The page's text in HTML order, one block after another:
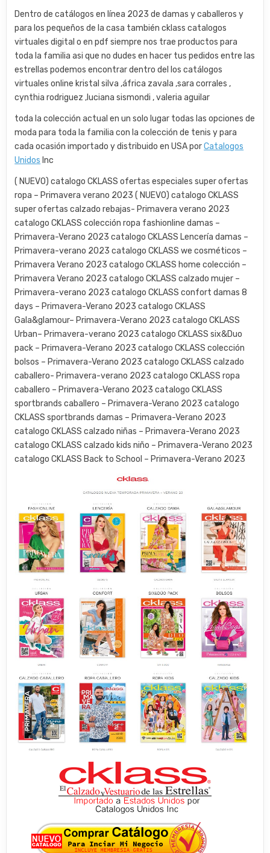
Dentro de catálogos en línea 2023 de damas y caballeros y
para los pequeños de la casa también cklass catalogos
virtuales digital o en pdf siempre nos trae productos para
toda la familia asi que no dudes en hacer tus pedidos entre las
estrellas podemos encontrar dentro del los catálogos
virtuales online kristal silva ,áfrica zavala ,sara corrales ,
cynthia rodriguez ,luciana sismondi , valeria aguilar
toda la colección actual en un solo lugar todas las opciones de
moda para toda la familia con la colección de tenis y para
cada ocasión importado y distribuido en USA porCatalogos
Unidos Inc
( NUEVO) catalogo CKLASS ofertas especiales super ofertas
ropa – Primavera verano 2023 ( NUEVO) catalogo CKLASS
super ofertas calzado rebajas- Primavera verano 2023
catalogo CKLASS colección ropa fashionline damas –
Primavera-Verano 2023 catalogo CKLASS Lencería damas –
Primavera-verano 2023 catalogo CKLASS we cosméticos –
Primavera Verano 2023 catalogo CKLASS home colección –
Primavera Verano 2023 catalogo CKLASS calzado mujer –
Primavera-verano 2023 catalogo CKLASS confort damas 8
days – Primavera-Verano 2023 catalogo CKLASS
Gala&glamour– Primavera-Verano 2023 catalogo CKLASS
Urban– Primavera-verano 2023 catalogo CKLASS six&Duo
pack – Primavera-Verano 2023 catalogo CKLASS colección
bolsos – Primavera-Verano 2023 catalogo CKLASS calzado
caballero- Primavera-verano 2023 catalogo CKLASS ropa
caballero – Primavera-Verano 2023 catalogo CKLASS
sportbrands caballero – Primavera-Verano 2023 catalogo
CKLASS sportbrands damas – Primavera-Verano 2023
catalogo CKLASS calzado niñas – Primavera-Verano 2023
catalogo CKLASS calzado kids niño – Primavera-Verano 2023
catalogo CKLASS Back to School – Primavera-Verano 2023